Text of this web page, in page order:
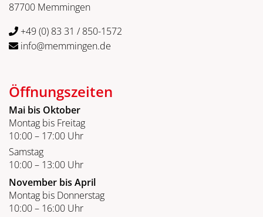
87700 Memmingen
+49 (0) 83 31 / 850-1572
info@memmingen.de
Öffnungszeiten
Mai bis Oktober
Montag bis Freitag
10:00 – 17:00 Uhr
Samstag
10:00 – 13:00 Uhr
November bis April
Montag bis Donnerstag
10:00 – 16:00 Uhr